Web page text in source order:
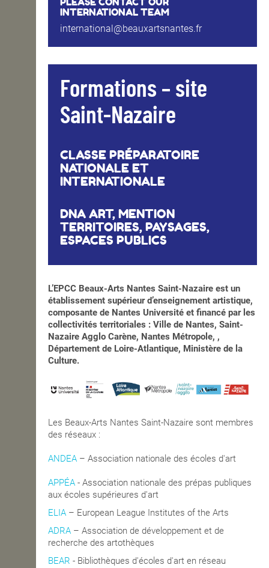
INTERNATIONAL TEAM
international@beauxartsnantes.fr
Formations – site
Saint-Nazaire
CLASSE PRÉPARATOIRE
NATIONALE ET
INTERNATIONALE
DNA ART, MENTION
TERRITOIRES, PAYSAGES,
ESPACES PUBLICS
L’EPCC Beaux-Arts Nantes Saint-Nazaire est un
établissement supérieur d’enseignement artistique,
composante de Nantes Université et financé par les
collectivités territoriales : Ville de Nantes, Saint-
Nazaire Agglo Carène, Nantes Métropole, ,
Département de Loire-Atlantique, Ministère de la
Culture.
Les Beaux-Arts Nantes Saint-Nazaire sont membres
des réseaux :
ANDEA – Association nationale des écoles d'art
APPÉA - Association nationale des prépas publiques
aux écoles supérieures d'art
ELIA – European League Institutes of the Arts
ADRA – Association de développement et de
recherche des artothèques
BEAR - Bibliothèques d'écoles d'art en réseau